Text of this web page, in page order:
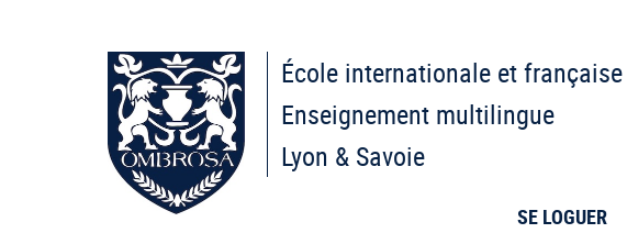
École internationale et française
Enseignement multilingue
Lyon & Savoie
SE LOGUER